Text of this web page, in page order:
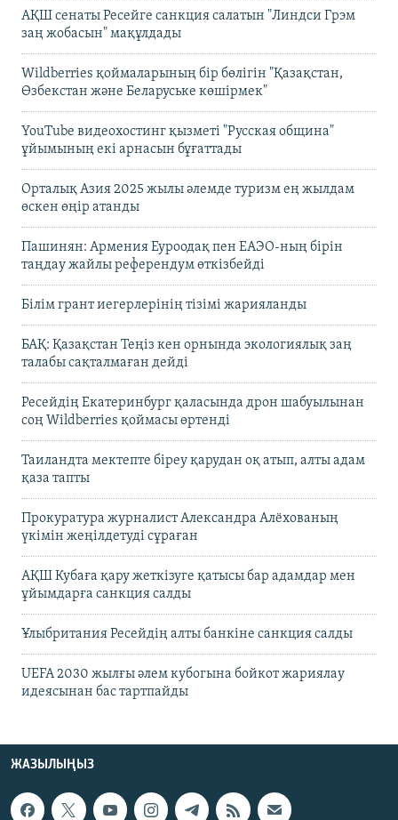
АҚШ сенаты Ресейге санкция салатын "Линдси Грэм
заң жобасын" мақұлдады
Wildberries қоймаларының бір бөлігін "Қазақстан,
Өзбекстан және Беларуське көшірмек"
YouTube видеохостинг қызметі "Русская община"
ұйымының екі арнасын бұғаттады
Орталық Азия 2025 жылы әлемде туризм ең жылдам
өскен өңір атанды
Пашинян: Армения Еуроодақ пен ЕАЭО-ның бірін
таңдау жайлы референдум өткізбейді
Білім грант иегерлерінің тізімі жарияланды
БАҚ: Қазақстан Теңіз кен орнында экологиялық заң
талабы сақталмаған дейді
Ресейдің Екатеринбург қаласында дрон шабуылынан
соң Wildberries қоймасы өртенді
Таиландта мектепте біреу қарудан оқ атып, алты адам
қаза тапты
Прокуратура журналист Александра Алёхованың
үкімін жеңілдетуді сұраған
АҚШ Кубаға қару жеткізуге қатысы бар адамдар мен
ұйымдарға санкция салды
Ұлыбритания Ресейдің алты банкіне санкция салды
UEFA 2030 жылғы әлем кубогына бойкот жариялау
идеясынан бас тартпайды
ЖАЗЫЛЫҢЫЗ